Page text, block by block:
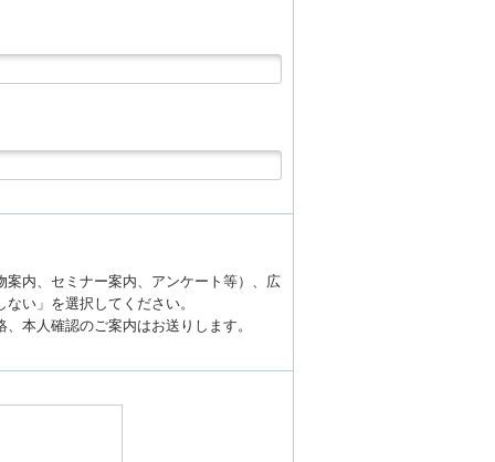
内、セミナー案内、アンケート等）、広
い」を選択してください。
本人確認のご案内はお送りします。